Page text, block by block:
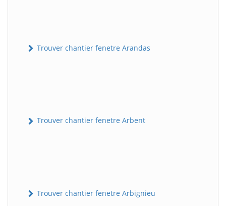
Trouver chantier fenetre Arandas
Trouver chantier fenetre Arbent
Trouver chantier fenetre Arbignieu